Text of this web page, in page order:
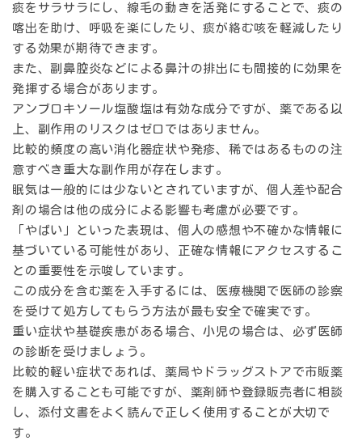
痰をサラサラにし、線毛の動きを活発にすることで、痰の
喀出を助け、呼吸を楽にしたり、痰が絡む咳を軽減したり
する効果が期待できます。
また、副鼻腔炎などによる鼻汁の排出にも間接的に効果を
発揮する場合があります。
アンブロキソール塩酸塩は有効な成分ですが、薬である以
上、副作用のリスクはゼロではありません。
比較的頻度の高い消化器症状や発疹、稀ではあるものの注
意すべき重大な副作用が存在します。
眠気は一般的には少ないとされていますが、個人差や配合
剤の場合は他の成分による影響も考慮が必要です。
「やばい」といった表現は、個人の感想や不確かな情報に
基づいている可能性があり、正確な情報にアクセスするこ
との重要性を示唆しています。
この成分を含む薬を入手するには、医療機関で医師の診察
を受けて処方してもらう方法が最も安全で確実です。
重い症状や基礎疾患がある場合、小児の場合は、必ず医師
の診断を受けましょう。
比較的軽い症状であれば、薬局やドラッグストアで市販薬
を購入することも可能ですが、薬剤師や登録販売者に相談
し、添付文書をよく読んで正しく使用することが大切で
す。